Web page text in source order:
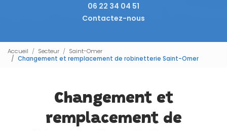
06 22 34 04 51
Contactez-nous
Accueil Secteur
Saint-Omer
Changement et remplacement de robinetterie Saint-Omer
Changement et
remplacement de